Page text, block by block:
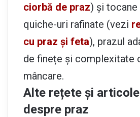
ciorbă de praz) și tocane
quiche-uri rafinate (vezi
cu praz și feta), prazul
de finețe și complexitate
mâncare.
Alte rețete și
despre praz